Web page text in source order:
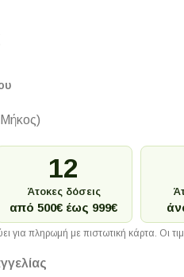
12
Άτοκες δόσεις
από 500€ έως 999€
για πληρωμή με πιστωτική κάρτα. Οι